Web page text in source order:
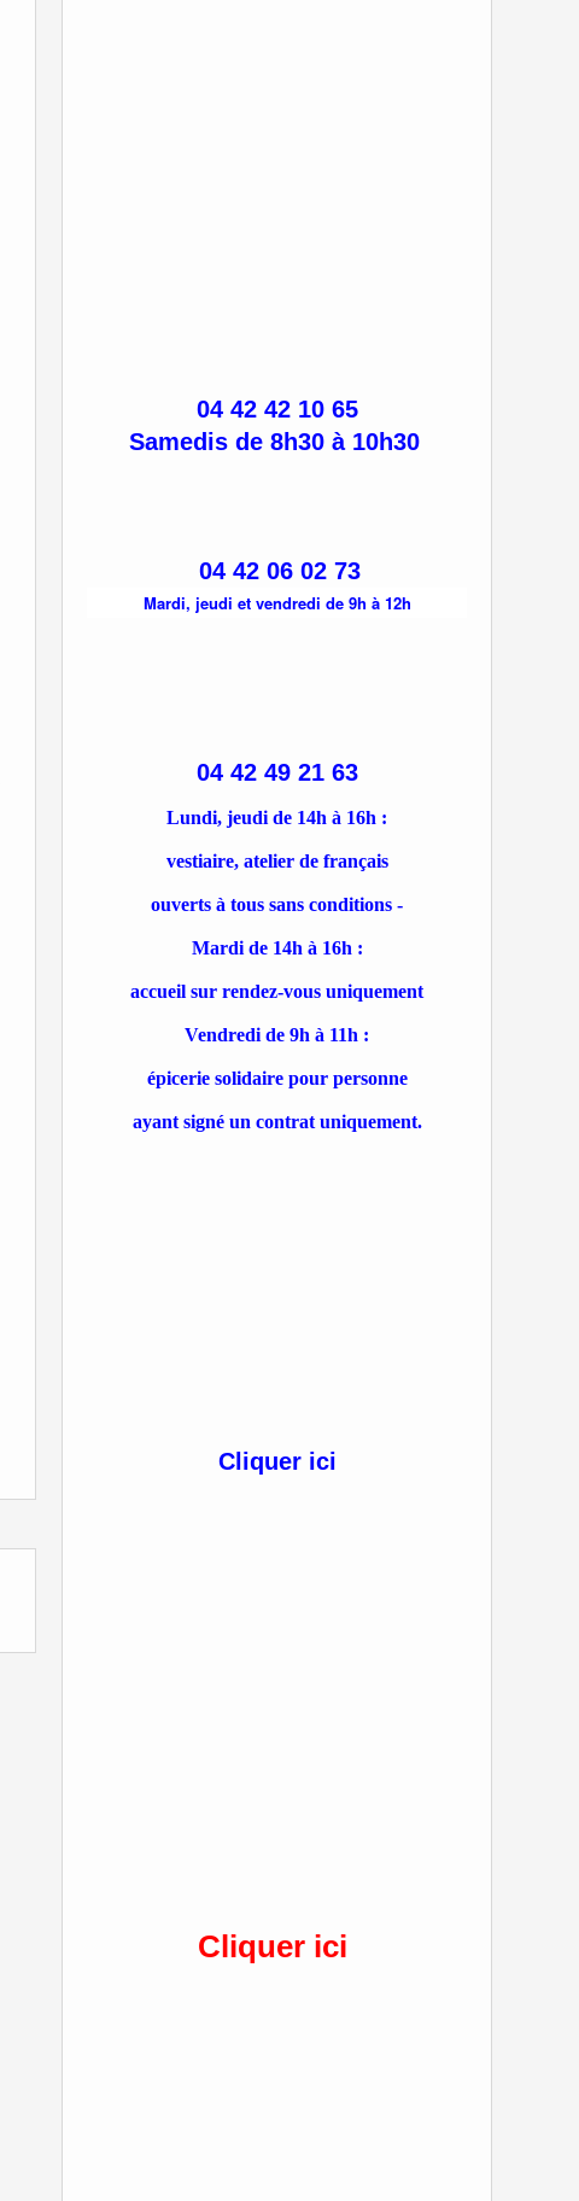
04 42 42 10 65
Samedis de 8h30 à 10h30
04 42 06 02 73
Mardi, jeudi et vendredi de 9h à 12h
04 42 49 21 63
Lundi, jeudi de 14h à 16h :
vestiaire, atelier de français
ouverts à tous sans conditions -
Mardi de 14h à 16h :
accueil sur rendez-vous uniquement
Vendredi de 9h à 11h :
épicerie solidaire pour personne
ayant signé un contrat uniquement.
Cliquer ici
Cliquer ici